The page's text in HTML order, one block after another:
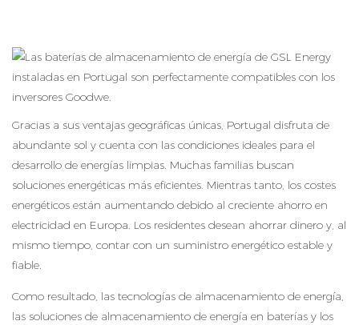
Gracias a sus ventajas geográficas únicas, Portugal disfruta de
abundante sol y cuenta con las condiciones ideales para el
desarrollo de energías limpias. Muchas familias buscan
soluciones energéticas más eficientes. Mientras tanto, los costes
energéticos están aumentando debido al creciente ahorro en
electricidad en Europa. Los residentes desean ahorrar dinero y, al
mismo tiempo, contar con un suministro energético estable y
fiable.
Como resultado, las tecnologías de almacenamiento de energía,
las soluciones de almacenamiento de energía en baterías y los